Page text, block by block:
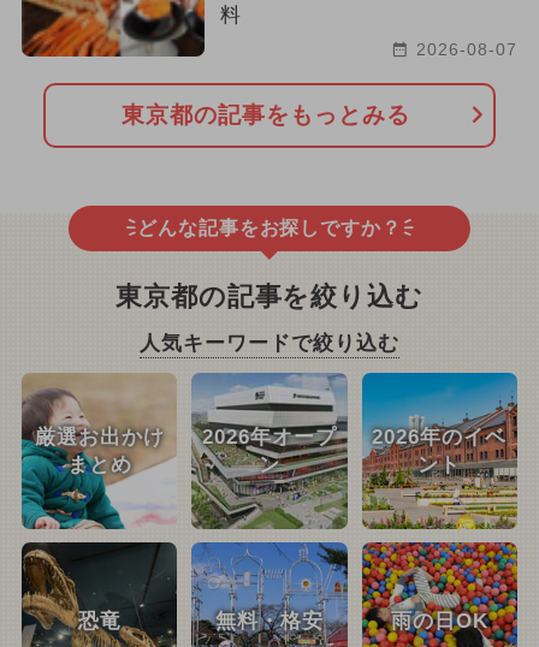
料
2026-08-07
東京都の記事をもっとみる
どんな記事をお探しですか？
東京都の記事を絞り込む
人気キーワードで絞り込む
厳選お出かけ
まとめ
2026年オープ
ン
2026年のイベ
ント
恐竜 無料・格安 雨の日OK